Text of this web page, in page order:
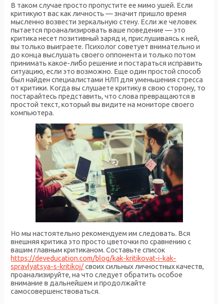
В таком случае просто пропустите ее мимо ушей. Если
критикуют вас как личность — значит пришло время
мысленно возвести зеркальную стену. Если же человек
пытается проанализировать ваше поведение — это
критика несет позитивный заряд и, прислушиваясь к ней,
вы только выиграете. Психолог советует внимательно и
до конца выслушать своего оппонента и только потом
принимать какое-либо решение и постараться исправить
ситуацию, если это возможно. Еще один простой способ
был найден специалистами НЛП для уменьшения стресса
от критики. Когда вы слушаете критику в свою сторону, то
постарайтесь представить, что слова превращаются в
простой текст, который вы видите на мониторе своего
компьютера.
Но мы настоятельно рекомендуем им следовать. Вся
внешняя критика это просто цветочки по сравнению с
вашим главным критиканом. Составьте список
https://deveducation.com/blog/kak-kritikovat-i-kak-
spravlyatsya-s-kritikoj/своих сильных личностных качеств,
проанализируйте, на что следует обратить особое
внимание в дальнейшем и продолжайте
самосовершенствоваться.